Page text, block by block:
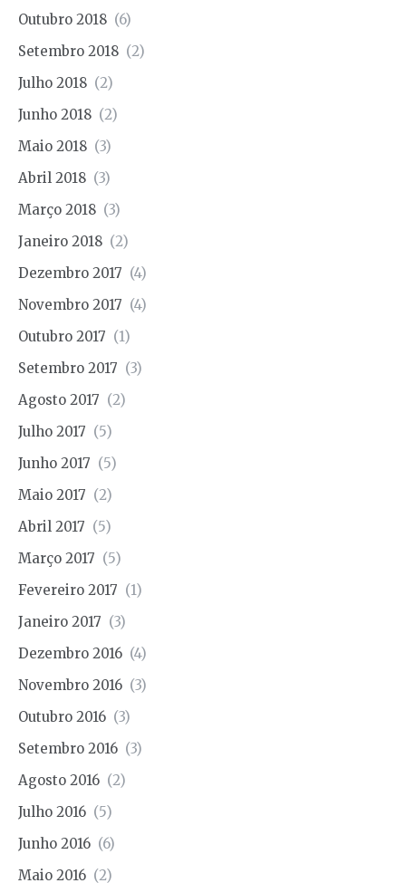
Outubro 2018 (6)
Setembro 2018 (2)
Julho 2018 (2)
Junho 2018 (2)
Maio 2018 (3)
Abril 2018 (3)
Março 2018 (3)
Janeiro 2018 (2)
Dezembro 2017 (4)
Novembro 2017 (4)
Outubro 2017 (1)
Setembro 2017 (3)
Agosto 2017 (2)
Julho 2017 (5)
Junho 2017 (5)
Maio 2017 (2)
Abril 2017 (5)
Março 2017 (5)
Fevereiro 2017 (1)
Janeiro 2017 (3)
Dezembro 2016 (4)
Novembro 2016 (3)
Outubro 2016 (3)
Setembro 2016 (3)
Agosto 2016 (2)
Julho 2016 (5)
Junho 2016 (6)
Maio 2016 (2)